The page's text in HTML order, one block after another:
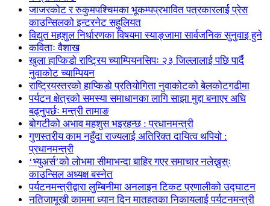
जाजरकोट र रुकुमपश्चिमका भूकम्पप्रभावित पत्रकारलाई प्रेस
काउन्सिलको इन्टरनेट सहुलियत
विद्युत महशुल निर्धारणका विषयमा स्याङ्जामा सार्वजनिक सुनुवाइ हुने
कविताः वैशाख
खुला हाप्किडो राष्ट्रिय च्याम्पियनसिपः २३ जिल्लालाई पछि पार्दै
नुवाकोट च्याम्पियन
राष्ट्रियस्तरको हाप्किडो प्रतियोगिता नुवाकोटको बेलकोटगढीमा
पर्यटन क्षेत्रको समस्या समाधानका लागि साझा मुद्दा बनाएर अघि
बढ्नुपर्छः मन्त्री तामाङ
बोगटीको अभाव महशुस भइरहन्छ : प्रधानमन्त्री
गुणस्तरीय काम नहुँदा राज्यलाई अतिरिक्त दायित्व थपियो :
प्रधानमन्त्री
‘भ्युअर्स’को लोभमा सीमाभन्दा बाहिर गएर समाचार नलेख्नुस्ः
काउन्सिल अध्यक्ष बस्नेत
पर्यटनमन्त्रीद्वारा लुम्बिनीमा अनलाइन टिकट प्रणालीको उद्घाटन
नतिजामूखी काममा ध्यान दिन मातहतका निकायलाई पर्यटनमन्त्री